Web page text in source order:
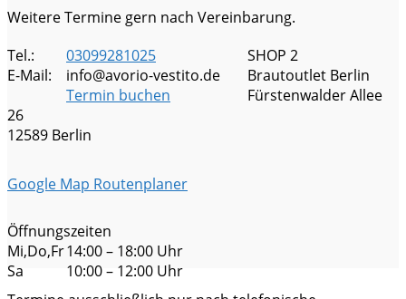
Weitere Termine gern nach Vereinbarung.
Tel.:
E-Mail:
03099281025
info@avorio-vestito.de
Termin buchen
SHOP 2
Brautoutlet Berlin
Fürstenwalder Allee
26
12589 Berlin
Google Map Routenplaner
Öffnungszeiten
Mi,Do,Fr
Sa
14:00 – 18:00 Uhr
10:00 – 12:00 Uhr